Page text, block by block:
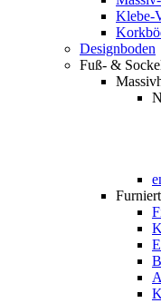
Klebe-
Designboden
Fuß- &